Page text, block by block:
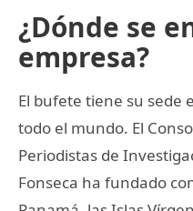
¿Dónde se
empresa?
El bufete tiene su sede
todo el mundo. El
Periodistas de
Fonseca ha fundado